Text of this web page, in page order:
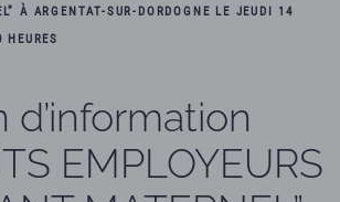
À ARGENTAT-SUR-DORDOGNE LE JEUDI 14
d’information
EMPLOYEURS